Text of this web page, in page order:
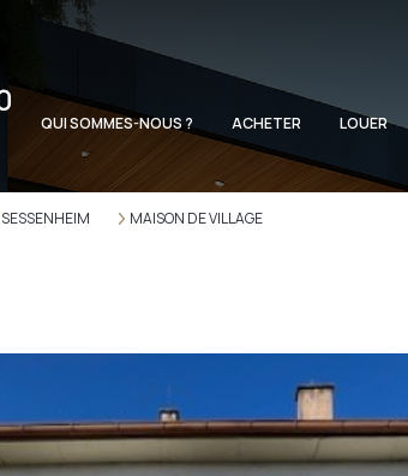
QUI SOMMES-NOUS ? ACHETER LOUER
SESSENHEIM MAISON DE VILLAGE